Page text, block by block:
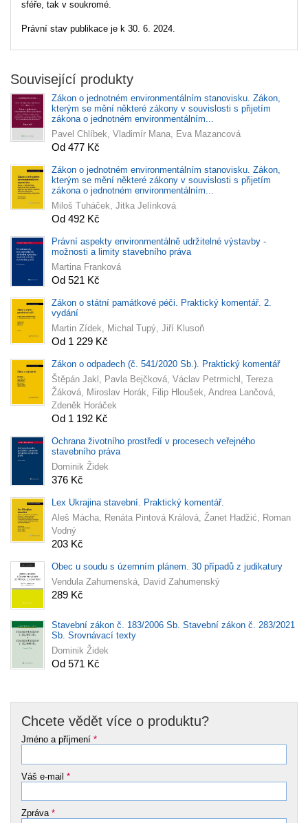
sféře, tak v soukromé.
Právní stav publikace je k 30. 6. 2024.
Související produkty
Zákon o jednotném environmentálním stanovisku. Zákon,
kterým se mění některé zákony v souvislosti s přijetím
zákona o jednotném environmentálním...
Pavel Chlíbek, Vladimír Mana, Eva Mazancová
Od 477 Kč
Zákon o jednotném environmentálním stanovisku. Zákon,
kterým se mění některé zákony v souvislosti s přijetím
zákona o jednotném environmentálním...
Miloš Tuháček, Jitka Jelínková
Od 492 Kč
Právní aspekty environmentálně udržitelné výstavby -
možnosti a limity stavebního práva
Martina Franková
Od 521 Kč
Zákon o státní památkové péči. Praktický komentář. 2.
vydání
Martin Zídek, Michal Tupý, Jiří Klusoň
Od 1 229 Kč
Zákon o odpadech (č. 541/2020 Sb.). Praktický komentář
Štěpán Jakl, Pavla Bejčková, Václav Petrmichl, Tereza
Žáková, Miroslav Horák, Filip Hloušek, Andrea Lančová,
Zdeněk Horáček
Od 1 192 Kč
Ochrana životního prostředí v procesech veřejného
stavebního práva
Dominik Židek
376 Kč
Lex Ukrajina stavební. Praktický komentář.
Aleš Mácha, Renáta Pintová Králová, Žanet Hadžić, Roman
Vodný
203 Kč
Obec u soudu s územním plánem. 30 případů z judikatury
Vendula Zahumenská, David Zahumenský
289 Kč
Stavební zákon č. 183/2006 Sb. Stavební zákon č. 283/2021
Sb. Srovnávací texty
Dominik Židek
Od 571 Kč
Chcete vědět více o produktu?
Jméno a příjmení *
Váš e-mail *
Zpráva *